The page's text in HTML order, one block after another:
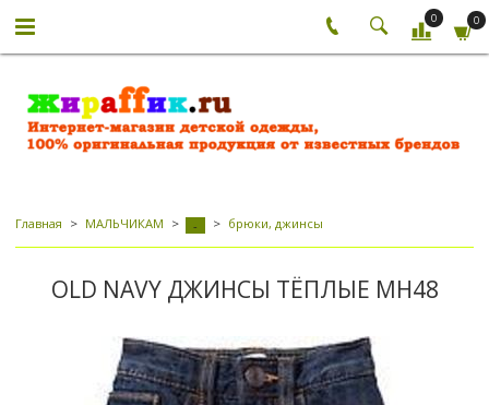
0 0
Главная МАЛЬЧИКАМ - брюки, джинсы
OLD NAVY ДЖИНСЫ ТЁПЛЫЕ МН48